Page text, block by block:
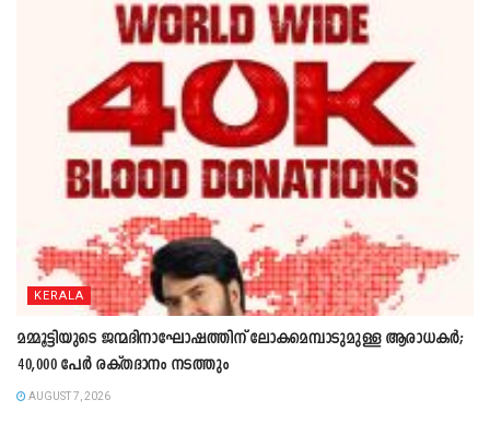
KERALA
മമ്മൂട്ടിയുടെ ജന്മദിനാഘോഷത്തിന് ലോകമെമ്പാടുമുള്ള ആരാധകർ;
40,000 പേർ രക്തദാനം നടത്തും
AUGUST 7, 2026